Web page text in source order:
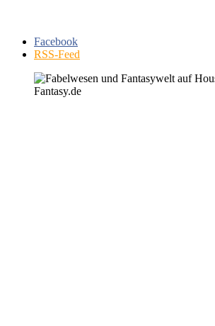
Facebook
RSS-Feed